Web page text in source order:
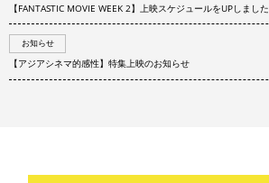
【FANTASTIC MOVIE WEEK 2】上映スケジュールをUPしました
お知らせ
【アジアシネマ的感性】特集上映のお知らせ